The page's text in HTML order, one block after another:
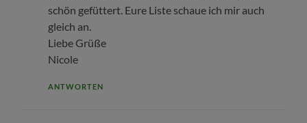
schön gefüttert. Eure Liste schaue ich mir auch
gleich an.
Liebe Grüße
Nicole
ANTWORTEN